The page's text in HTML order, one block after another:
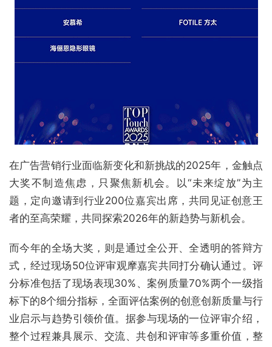
在广告营销行业面临新变化和新挑战的2025年，金触点
大奖不制造焦虑，只聚焦新机会。以“未来绽放”为主
题，定向邀请到行业200位嘉宾出席，共同见证创意王
者的至高荣耀，共同探索2026年的新趋势与新机会。
而今年的全场大奖，则是通过全公开、全透明的答辩方
式，经过现场50位评审观摩嘉宾共同打分确认通过。评
分标准包括了现场表现30%、案例质量70%两个一级指
标下的8个细分指标，全面评估案例的创意创新质量与行
业启示与趋势引领价值。据参与现场的一位评审介绍，
整个过程兼具展示、交流、共创和评审等多重价值，整